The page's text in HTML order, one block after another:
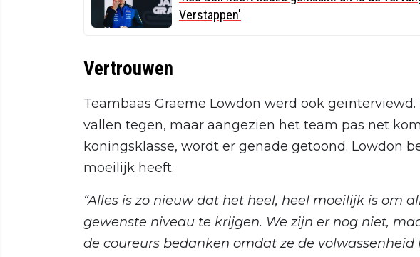
Verstappen'
Vertrouwen
Teambaas Graeme Lowdon werd ook
vallen tegen, maar aangezien het team pas net
koningsklasse, wordt er genade getoond. Lowdon
moeilijk heeft.
“Alles is zo nieuw dat het heel, heel moeilijk is om
gewenste niveau te krijgen. We zijn er nog niet,
de coureurs bedanken omdat ze de